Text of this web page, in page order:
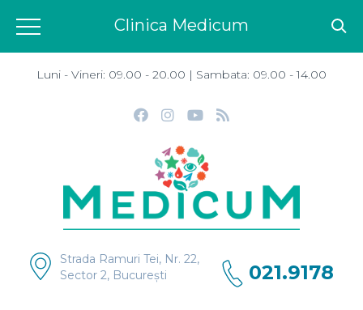
Luni - Vineri: 09.00 - 20.00 | Sambata: 09.00 - 14.00
Strada Ramuri Tei, Nr. 22,
Sector 2, București
021.9178
Clinica Medicum